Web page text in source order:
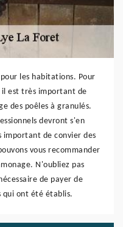
les habitations. Pour
est très important de
des poêles à granulés.
devront s'en
important de convier des
vous recommander
N'oubliez pas
de payer de
qui ont été établis.